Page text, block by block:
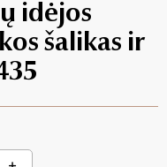
idėjos
šalikas ir